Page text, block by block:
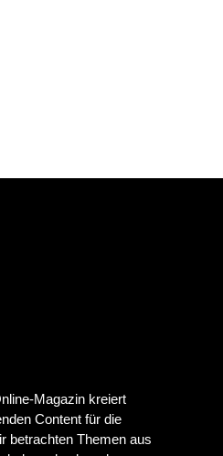
Magazin kreiert
Content für die
betrachten Themen aus